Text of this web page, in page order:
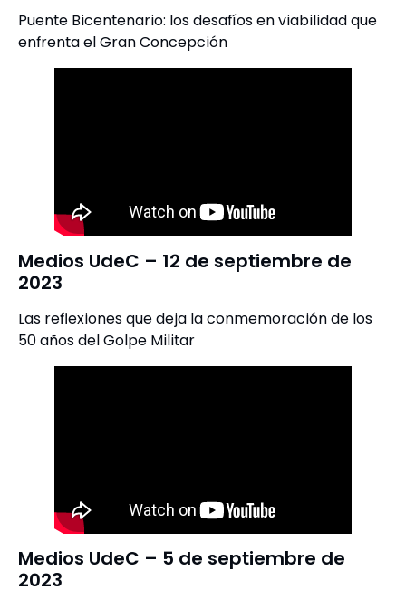
Puente Bicentenario: los desafíos en viabilidad que
enfrenta el Gran Concepción
Medios UdeC – 12 de septiembre de
2023
Las reflexiones que deja la conmemoración de los
50 años del Golpe Militar
Medios UdeC – 5 de septiembre de
2023